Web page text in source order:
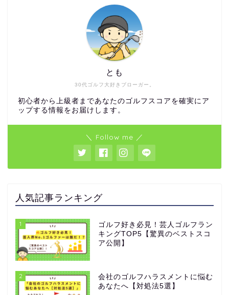
30代ゴルフ大好きブローガー。
とも
初心者から上級者まであなたのゴルフスコアを確実にア
ップする情報をお届けします。
＼ Follow me ／
人気記事ランキング
1
ゴルフ好き必見！芸人ゴルフラン
キングTOP5【驚異のベストスコ
ア公開】
2
会社のゴルフハラスメントに悩む
あなたへ【対処法5選】